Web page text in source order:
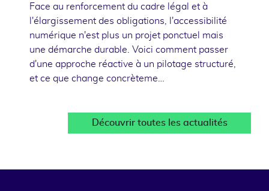
Face au renforcement du cadre légal et à
l'élargissement des obligations, l'accessibilité
numérique n'est plus un projet ponctuel mais
une démarche durable. Voici comment passer
d'une approche réactive à un pilotage structuré,
et ce que change concrèteme…
Découvrir toutes les actualités